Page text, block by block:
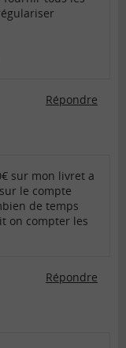
Répondre
sur mon livret a
le compte
de temps
on compter les
Répondre